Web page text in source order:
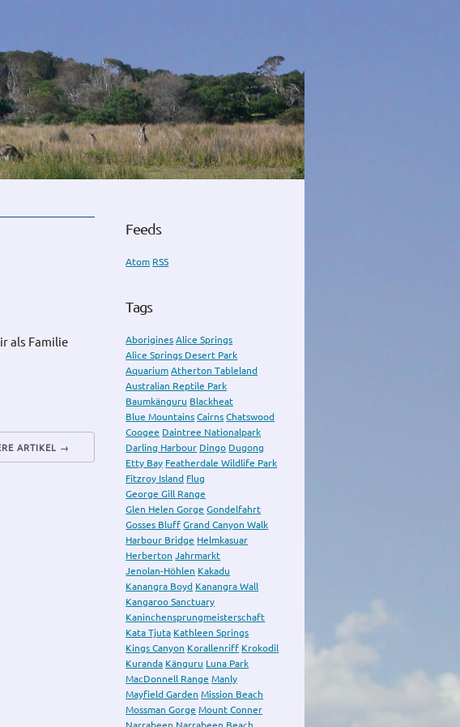
als Familie
ARTIKEL →
Feeds
Atom RSS
Tags
Aborigines Alice Springs
Alice Springs Desert Park
Aquarium Atherton Tableland
Australian Reptile Park
Baumkänguru Blackheat
Blue Mountains Cairns Chatswood
Coogee Daintree Nationalpark
Darling Harbour Dingo Dugong
Etty Bay Featherdale Wildlife Park
Fitzroy Island Flug
George Gill Range
Glen Helen Gorge Gondelfahrt
Gosses Bluff Grand Canyon Walk
Harbour Bridge Helmkasuar
Herberton Jahrmarkt
Jenolan-Höhlen Kakadu
Kanangra Boyd Kanangra Wall
Kangaroo Sanctuary
Kaninchensprungmeisterschaft
Kata Tjuta Kathleen Springs
Kings Canyon Korallenriff Krokodil
Kuranda Känguru Luna Park
MacDonnell Range Manly
Mayfield Garden Mission Beach
Mossman Gorge Mount Conner